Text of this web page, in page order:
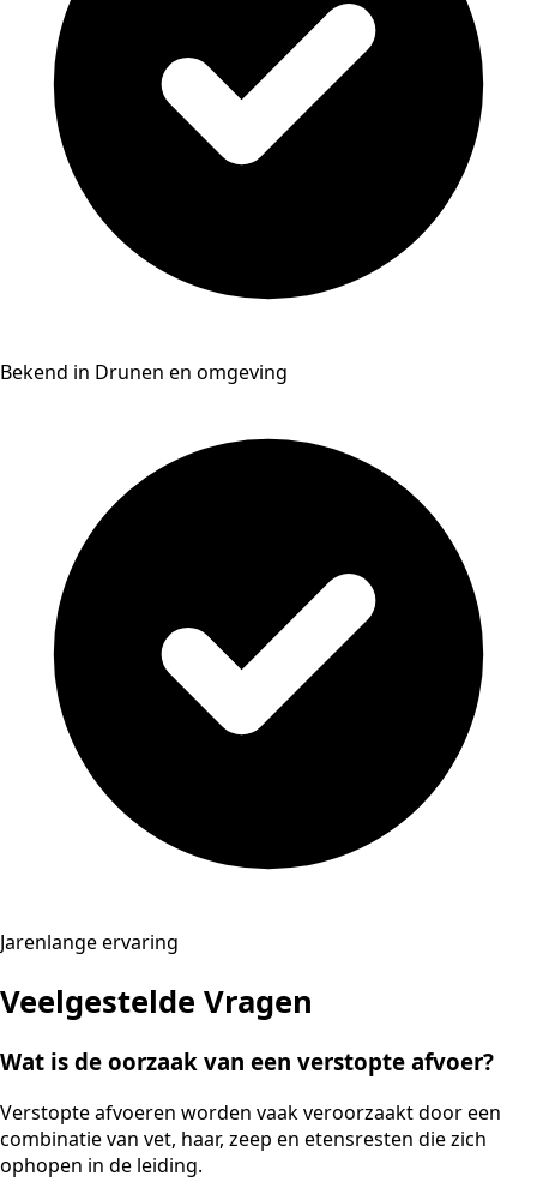
Bekend in Drunen en omgeving
Jarenlange ervaring
Veelgestelde Vragen
Wat is de oorzaak van een verstopte afvoer?
Verstopte afvoeren worden vaak veroorzaakt door een
combinatie van vet, haar, zeep en etensresten die zich
ophopen in de leiding.